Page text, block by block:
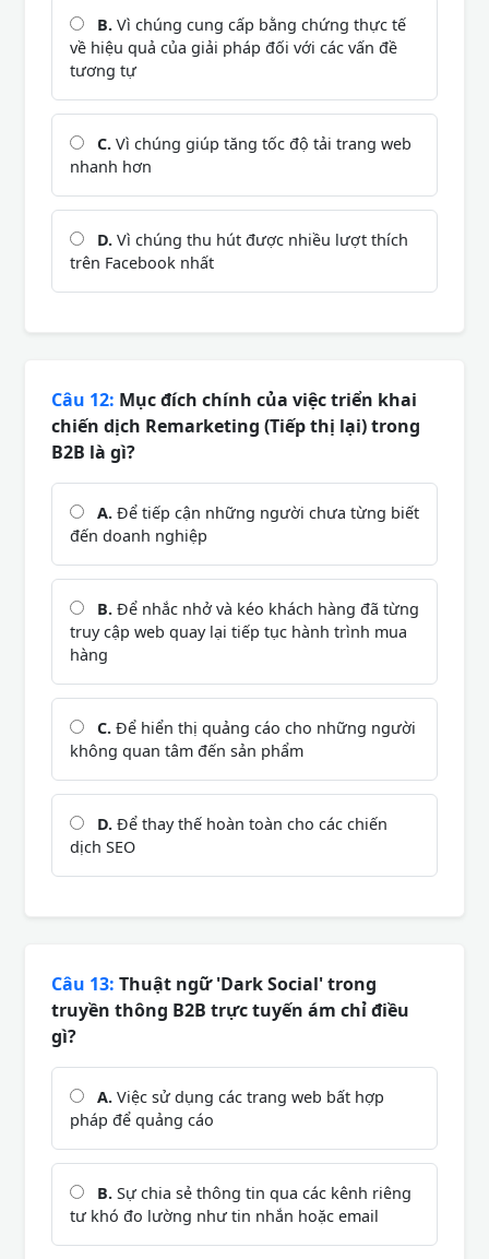
B. Vì chúng cung cấp bằng chứng thực tế
về hiệu quả của giải pháp đối với các vấn đề
tương tự
C. Vì chúng giúp tăng tốc độ tải trang web
nhanh hơn
D. Vì chúng thu hút được nhiều lượt thích
trên Facebook nhất
Câu 12: Mục đích chính của việc triển khai
chiến dịch Remarketing (Tiếp thị lại) trong
B2B là gì?
A. Để tiếp cận những người chưa từng biết
đến doanh nghiệp
B. Để nhắc nhở và kéo khách hàng đã từng
truy cập web quay lại tiếp tục hành trình mua
hàng
C. Để hiển thị quảng cáo cho những người
không quan tâm đến sản phẩm
D. Để thay thế hoàn toàn cho các chiến
dịch SEO
Câu 13: Thuật ngữ 'Dark Social' trong
truyền thông B2B trực tuyến ám chỉ điều
gì?
A. Việc sử dụng các trang web bất hợp
pháp để quảng cáo
B. Sự chia sẻ thông tin qua các kênh riêng
tư khó đo lường như tin nhắn hoặc email